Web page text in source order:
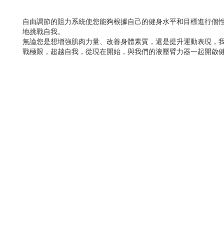
自由調節的阻力系統使您能夠根據自己的健身水平和目標進行
地挑戰自我。
無論您是想增強肌肉力量、改善身體素質，還是提升運動表現
戰極限，超越自我，從現在開始，與我們的液壓臂力器一起開啟